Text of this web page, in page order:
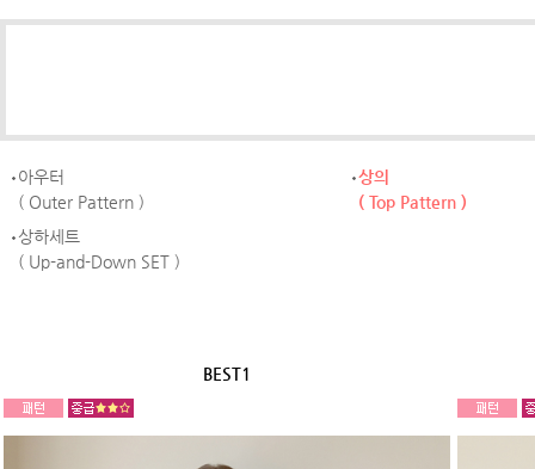
아우터
( Outer Pattern )
상의
( Top Pattern )
상하세트
( Up-and-Down SET )
BEST1